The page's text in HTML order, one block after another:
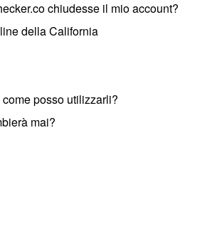
chiudesse il mio account?
della California
posso utilizzarli?
mai?